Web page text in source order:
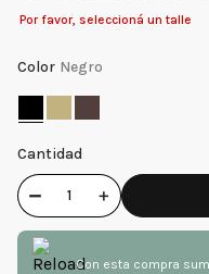
Por favor, seleccioná un talle
Color Negro
Cantidad
＋
－
Con esta compra